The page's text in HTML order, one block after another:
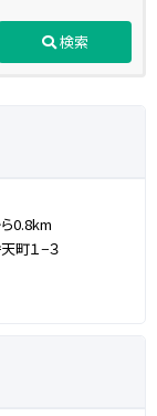
検索
0.8km
町１−３